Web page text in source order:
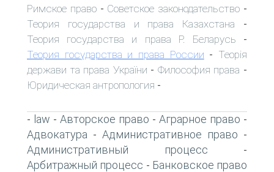
Римское право- Советское законодательство -
Теория государства и права Казахстана -
Теория государства и права Р. Беларусь -
Теория государства и права России - Теорія
держави та права України - Философия права -
Юридическая антропология -
- law - Авторское право - Аграрное право -
Адвокатура - Административное право -
Административный процесс -
Арбитражный процесс - Банковское право